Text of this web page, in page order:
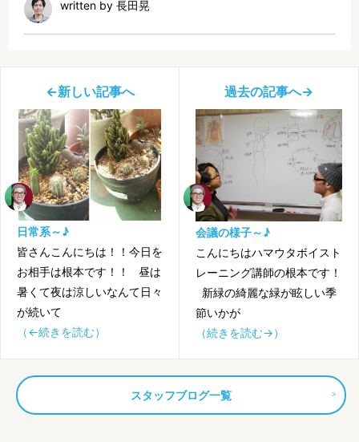
written by 長田晃
←新しい記事へ
日常系～♪
皆さんこんにちは！！今日を
お相手は根本です！！ 昼は
暑くて夜は涼しいなんて日々
が続いて
（←続きを読む）
過去の記事へ→
会議の様子～♪
こんにちはハマウタボイスト
レーニング講師の根本です！
新緑の綺麗な緑が眩しい季
節いかが
（続きを読む→）
スタッフブログ一覧